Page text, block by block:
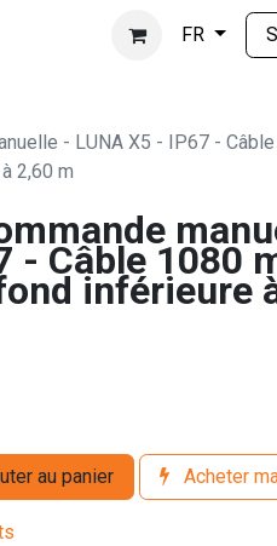
FR
- LUNA X5 - IP67 -
2,60 m
- Câble 1080
inférieure
au panier Acheter